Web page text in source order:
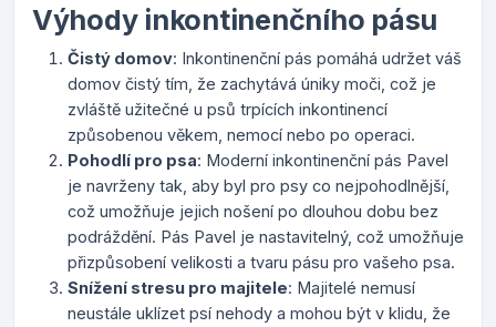
Výhody inkontinenčního pásu
Čistý domov: Inkontinenční pás pomáhá udržet váš
domov čistý tím, že zachytává úniky moči, což je
zvláště užitečné u psů trpících inkontinencí
způsobenou věkem, nemocí nebo po operaci.
Pohodlí pro psa: Moderní inkontinenční pás Pavel
je navrženy tak, aby byl pro psy co nejpohodlnější,
což umožňuje jejich nošení po dlouhou dobu bez
podráždění. Pás Pavel je nastavitelný, což umožňuje
přizpůsobení velikosti a tvaru pásu pro vašeho psa.
Snížení stresu pro majitele: Majitelé nemusí
neustále uklízet psí nehody a mohou být v klidu, že